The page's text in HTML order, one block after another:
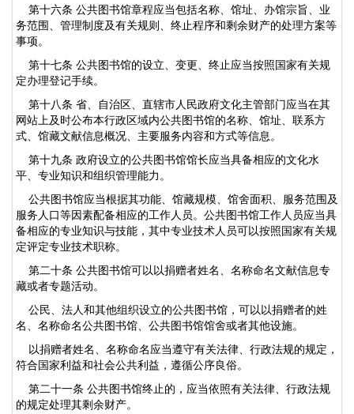
第十六条 公共图书馆章程应当包括名称、馆址、办馆宗旨、业
务范围、管理制度及有关规则、终止程序和剩余财产的处理方案等
事项。
第十七条 公共图书馆的设立、变更、终止应当按照国家有关规
定办理登记手续。
第十八条 省、自治区、直辖市人民政府文化主管部门应当在其
网站上及时公布本行政区域内公共图书馆的名称、馆址、联系方
式、馆藏文献信息概况、主要服务内容和方式等信息。
第十九条 政府设立的公共图书馆馆长应当具备相应的文化水
平、专业知识和组织管理能力。
公共图书馆应当根据其功能、馆藏规模、馆舍面积、服务范围及
服务人口等因素配备相应的工作人员。公共图书馆工作人员应当具
备相应的专业知识与技能，其中专业技术人员可以按照国家有关规
定评定专业技术职称。
第二十条 公共图书馆可以以捐赠者姓名、名称命名文献信息专
藏或者专题活动。
公民、法人和其他组织设立的公共图书馆，可以以捐赠者的姓
名、名称命名公共图书馆、公共图书馆馆舍或者其他设施。
以捐赠者姓名、名称命名应当遵守有关法律、行政法规的规定，
符合国家利益和社会公共利益，遵循公序良俗。
第二十一条 公共图书馆终止的，应当依照有关法律、行政法规
的规定处理其剩余财产。